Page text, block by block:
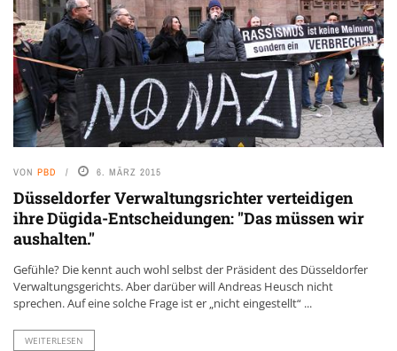
VON PBD 6. MÄRZ 2015
Düsseldorfer Verwaltungsrichter verteidigen
ihre Dügida-Entscheidungen: "Das müssen wir
aushalten."
Gefühle? Die kennt auch wohl selbst der Präsident des Düsseldorfer
Verwaltungsgerichts. Aber darüber will Andreas Heusch nicht
sprechen. Auf eine solche Frage ist er „nicht eingestellt“ ...
WEITERLESEN